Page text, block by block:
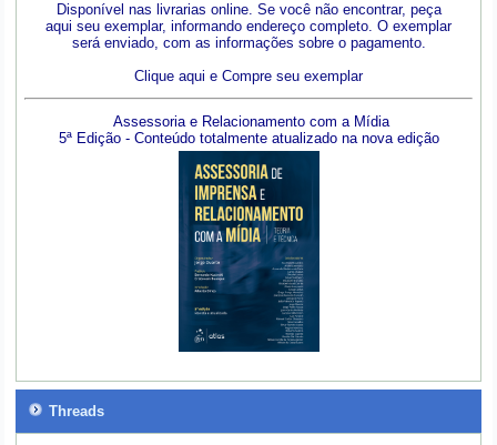
Disponível nas livrarias online. Se você não encontrar, peça
aqui seu exemplar, informando endereço completo. O exemplar
será enviado, com as informações sobre o pagamento.
Clique aqui e Compre seu exemplar
Assessoria e Relacionamento com a Mídia
5ª Edição - Conteúdo totalmente atualizado na nova edição
Threads